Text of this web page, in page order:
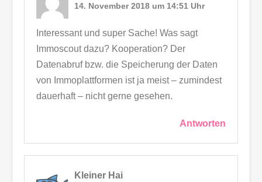
14. November 2018 um 14:51 Uhr
Interessant und super Sache! Was sagt
Immoscout dazu? Kooperation? Der
Datenabruf bzw. die Speicherung der Daten
von Immoplattformen ist ja meist – zumindest
dauerhaft – nicht gerne gesehen.
Antworten
Kleiner Hai